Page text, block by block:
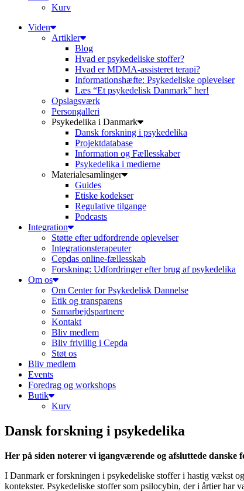
Kurv
Viden
Artikler
Blog
Hvad er psykedeliske stoffer?
Hvad er MDMA-assisteret terapi?
Informationshæfte: Psykedeliske oplevelser
Læs “Et psykedelisk Danmark” her!
Opslagsværk
Persongalleri
Psykedelika i Danmark
Dansk forskning i psykedelika
Projektdatabase
Information og Fællesskaber
Psykedelika i medierne
Materialesamlinger
Guides
Etiske kodekser
Regulative tilgange
Podcasts
Integration
Støtte efter udfordrende oplevelser
Integrationsterapeuter
Cepdas online-fællesskab
Forskning: Udfordringer efter brug af psykedelika
Om os
Om Center for Psykedelisk Dannelse
Etik og transparens
Samarbejdspartnere
Kontakt
Bliv medlem
Bliv frivillig i Cepda
Støt os
Bliv medlem
Events
Foredrag og workshops
Butik
Kurv
Dansk forskning i psykedelika
Her på siden noterer vi igangværende og afsluttede danske
I Danmark er forskningen i psykedeliske stoffer i hastig vækst
kontekster. Psykedeliske stoffer som psilocybin, der i årtier har